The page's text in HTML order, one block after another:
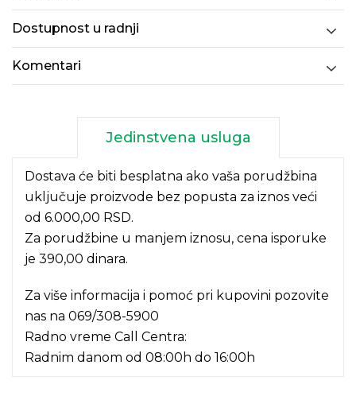
Dostupnost u radnji
Komentari
Jedinstvena usluga
Dostava će biti besplatna ako vaša porudžbina
uključuje proizvode bez popusta za iznos veći
od 6.000,00 RSD.
Za porudžbine u manjem iznosu, cena isporuke
je 390,00 dinara.
Za više informacija i pomoć pri kupovini pozovite
nas na 069/308-5900
Radno vreme Call Centra:
Radnim danom od 08:00h do 16:00h